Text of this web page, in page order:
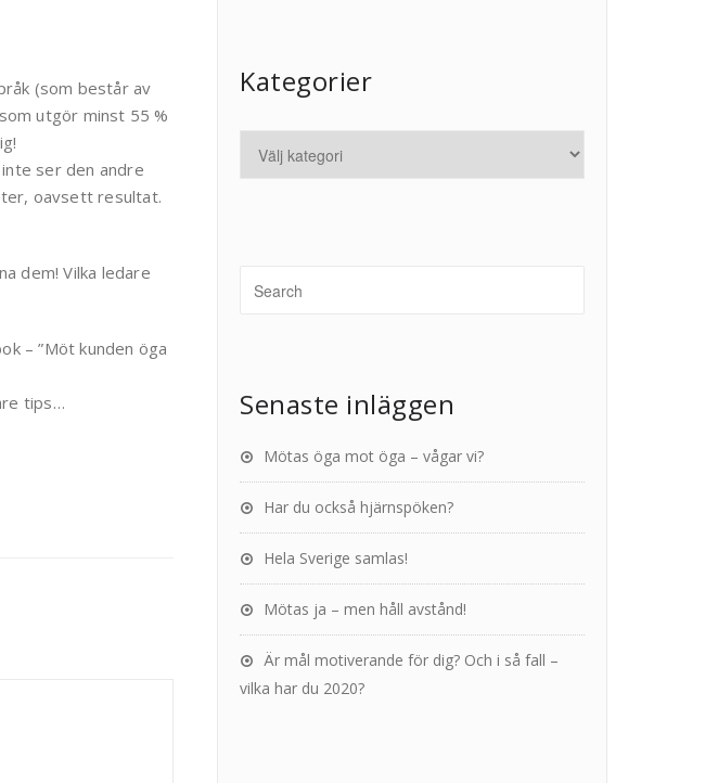
(som består av
utgör minst 55 %
inte ser den andre
oavsett resultat.
dem! Vilka ledare
– ”Möt kunden öga
tips…
Kategorier
Senaste inläggen
Mötas öga mot öga – vågar vi?
Har du också hjärnspöken?
Hela Sverige samlas!
Mötas ja – men håll avstånd!
Är mål motiverande för dig? Och i så fall –
vilka har du 2020?